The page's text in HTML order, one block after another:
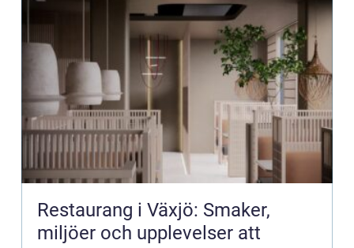
Restaurang i Växjö: Smaker,
miljöer och upplevelser att